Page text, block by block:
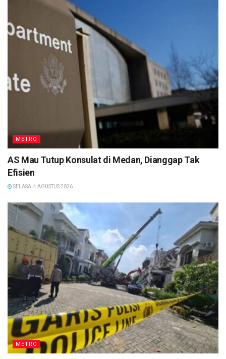
METRO
AS Mau Tutup Konsulat di Medan, Dianggap Tak
Efisien
SELASA, 4 AGUSTUS 2026
METRO